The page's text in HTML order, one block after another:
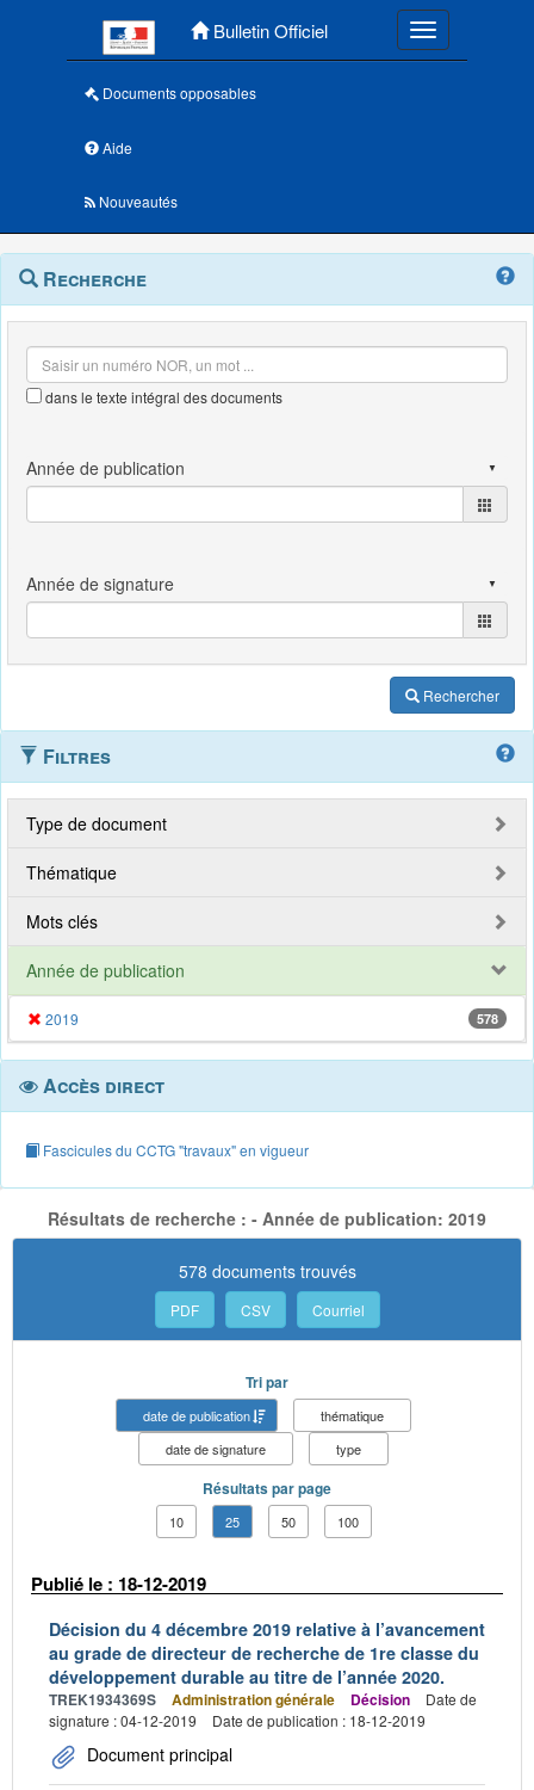
Bulletin Officiel Toggle
Documents opposables
Aide
Nouveautés
Navigation
outils
Menu
contextuel
Recherche
dans le texte intégral des documents
Rechercher
Filtres
Type de document
Thématique
Mots clés
Année de publication
2019 578
Accès direct
Fascicules du CCTG "travaux" en vigueur
Résultats de recherche : - Année de publication: 2019
578 documents trouvés
PDF CSV Courriel
Tri par
date de publication
thématique
date de signature
type
Résultats par page
10 25 50 100
Publié le : 18-12-2019
Décision du 4 décembre 2019 relative à l’avancement
au grade de directeur de recherche de 1re classe du
développement durable au titre de l’année 2020.
TREK1934369S Administration générale Décision
Date de
signature : 04-12-2019
Date de publication : 18-12-2019
Document principal